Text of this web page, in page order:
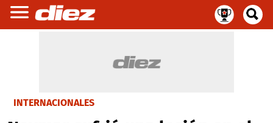
INTERNACIONALES